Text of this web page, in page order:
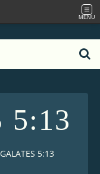
MENU
5:13
GALATES 5:13